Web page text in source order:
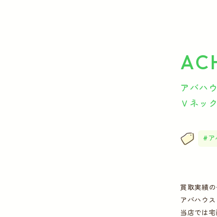
アバハ
Ｖネッ
買取実績
アバハウ
当店では